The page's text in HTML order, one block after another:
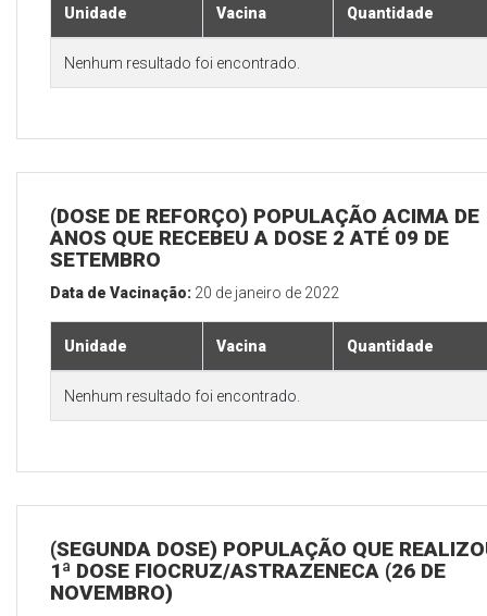
Unidade Vacina Quantidade
Nenhum resultado foi encontrado.
(DOSE DE REFORÇO) POPULAÇÃO ACIMA DE
ANOS QUE RECEBEU A DOSE 2 ATÉ 09 DE
SETEMBRO
Data de Vacinação: 20 de janeiro de 2022
Unidade Vacina Quantidade
Nenhum resultado foi encontrado.
(SEGUNDA DOSE) POPULAÇÃO QUE
1ª DOSE FIOCRUZ/ASTRAZENECA (26 DE
NOVEMBRO)